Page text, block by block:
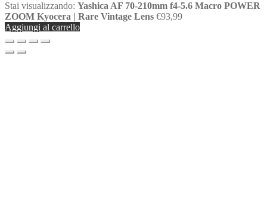
Stai visualizzando: Yashica AF 70-210mm f4-5.6 Macro POWER
ZOOM Kyocera | Rare Vintage Lens €93,99
Aggiungi al carrello